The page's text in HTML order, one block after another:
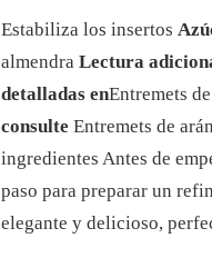
Estabiliza los insertos
almendra Lectura
detalladas enEntremets
consulte Entremets de
ingredientes Antes de
paso para preparar un
elegante y delicioso,